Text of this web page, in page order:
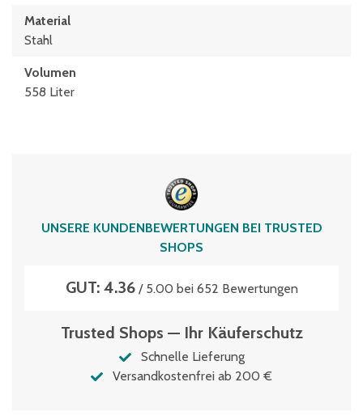
Material
Stahl
Volumen
558 Liter
UNSERE KUNDENBEWERTUNGEN BEI TRUSTED
SHOPS
GUT: 4.36/ 5.00 bei 652 Bewertungen
Trusted Shops — Ihr Käuferschutz
Schnelle Lieferung
Versandkostenfrei ab 200 €